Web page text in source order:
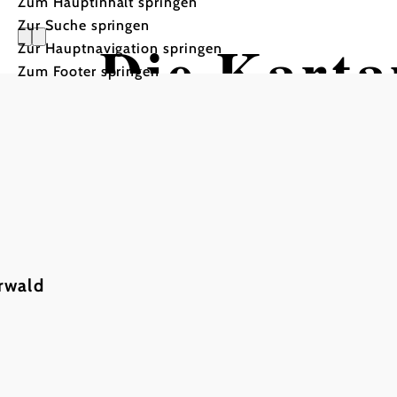
Zur Suche springen
Zur Hauptnavigation springen
Zum Footer springen
Die